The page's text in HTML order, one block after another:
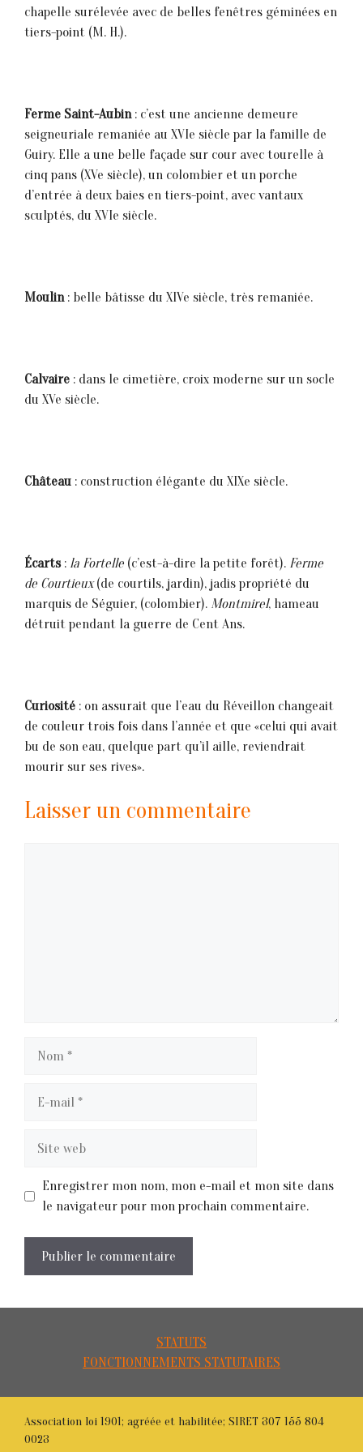
chapelle surélevée avec de belles fenêtres géminées en
tiers-point (M. H.).
Ferme Saint-Aubin : c’est une ancienne demeure
seigneuriale remaniée au XVIe siècle par la famille de
Guiry. Elle a une belle façade sur cour avec tourelle à
cinq pans (XVe siècle), un colombier et un porche
d’entrée à deux baies en tiers-point, avec vantaux
sculptés, du XVIe siècle.
Moulin : belle bâtisse du XIVe siècle, très remaniée.
Calvaire : dans le cimetière, croix moderne sur un socle
du XVe siècle.
Château : construction élégante du XIXe siècle.
Écarts: la Fortelle (c’est-à-dire la petite forêt). Ferme
de Courtieux(de courtils, jardin), jadis propriété du
marquis de Séguier, (colombier). Montmirel, hameau
détruit pendant la guerre de Cent Ans.
Curiosité : on assurait que l’eau du Réveillon changeait
de couleur trois fois dans l’année et que «celui qui avait
bu de son eau, quelque part qu’il aille, reviendrait
mourir sur ses rives».
Laisser un commentaire
Enregistrer mon nom, mon e-mail et mon site dans
le navigateur pour mon prochain commentaire.
STATUTS
FONCTIONNEMENTS STATUTAIRES
Association loi 1901; agréée et habilitée; SIRET 307 155 804
0023